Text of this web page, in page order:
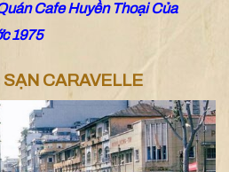
Cafe Huyền Thoại Của
1975
CARAVELLE